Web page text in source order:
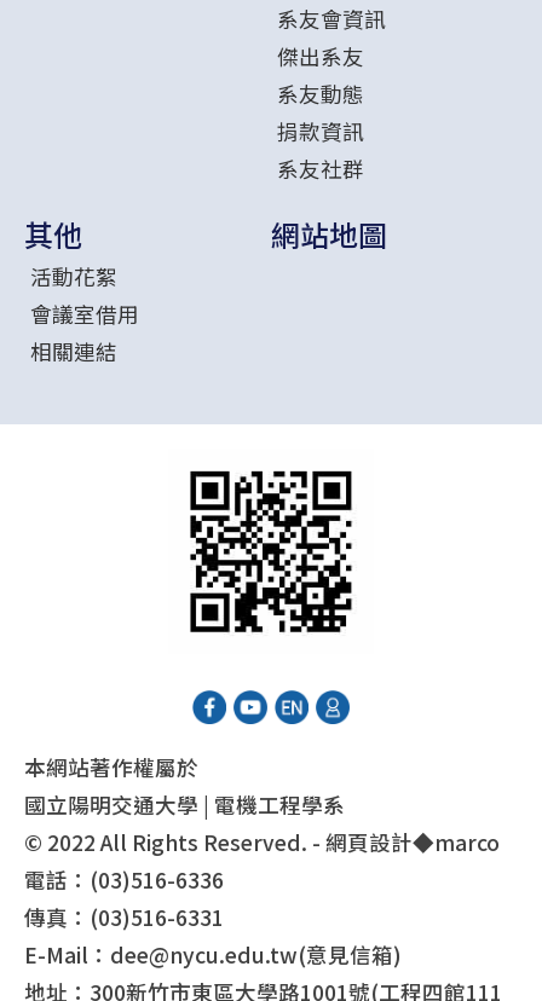
系友會資訊
傑出系友
系友動態
捐款資訊
系友社群
其他
活動花絮
會議室借用
相關連結
網站地圖
本網站著作權屬於
國立陽明交通大學 | 電機工程學系
© 2022 All Rights Reserved. - 網頁設計◆marco
電話：(03)516-6336
傳真：(03)516-6331
E-Mail：dee@nycu.edu.tw(意見信箱)
地址：300新竹市東區大學路1001號(工程四館111